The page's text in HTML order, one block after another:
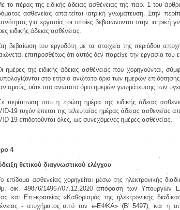
το πέρας της ειδικής άδειας ασθένειας της παρ. 1 του
ασθενείας απαιτείται ιατρική γνωμάτευση. Στην
για εργασία, οι οποίες βεβαιώνονται στην ιατρική
ειδικής άδειας ασθένειας.
βεβαίωση του εργοδότη με τα στοιχεία της περιόδου
επιπροσθέτως ότι αυτός δεν παρείχε την εργασία του
ημέρες της ειδικής άδειας ασθένειας που χορηγούνται,
στο ετήσιο ανώτατο όριο των ημερών
ούτε στο ανώτατο όριο ημερών γνωμάτευσης των
περίπτωση που η πρώτη ημέρα της ειδικής άδειας
19 τυχόν έπεται της τελευταίας ημέρας άδειας ασθενείας
19 επιδοτούνται όλες, ως συνεχόμενες ημέρες ασθενείας.
4
θετικού διαγνωστικού ελέγχου
επίδομα ασθενείας χορηγείται μέσω της ηλεκτρονικής
οικ. 49876/14967/07.12.2020 απόφαση των Υπουργών
και Επι-κρατείας «Καθορισμός της ηλεκτρονικής
- ατυχήματος από τον e-ΕΦΚΑ» (Β' 5497), και η